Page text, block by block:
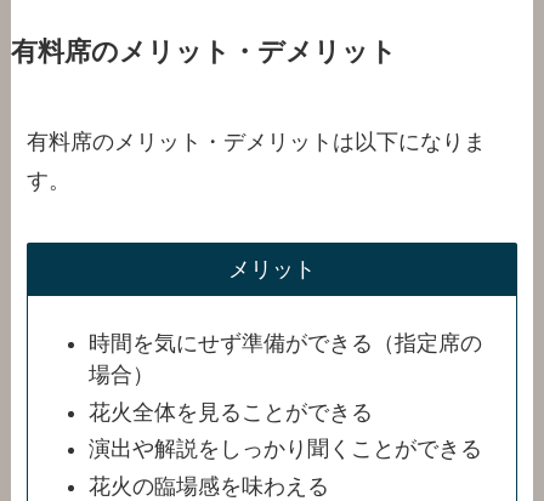
有料席のメリット・デメリット
有料席のメリット・デメリットは以下になりま
す。
メリット
時間を気にせず準備ができる（指定席の
場合）
花火全体を見ることができる
演出や解説をしっかり聞くことができる
花火の臨場感を味わえる